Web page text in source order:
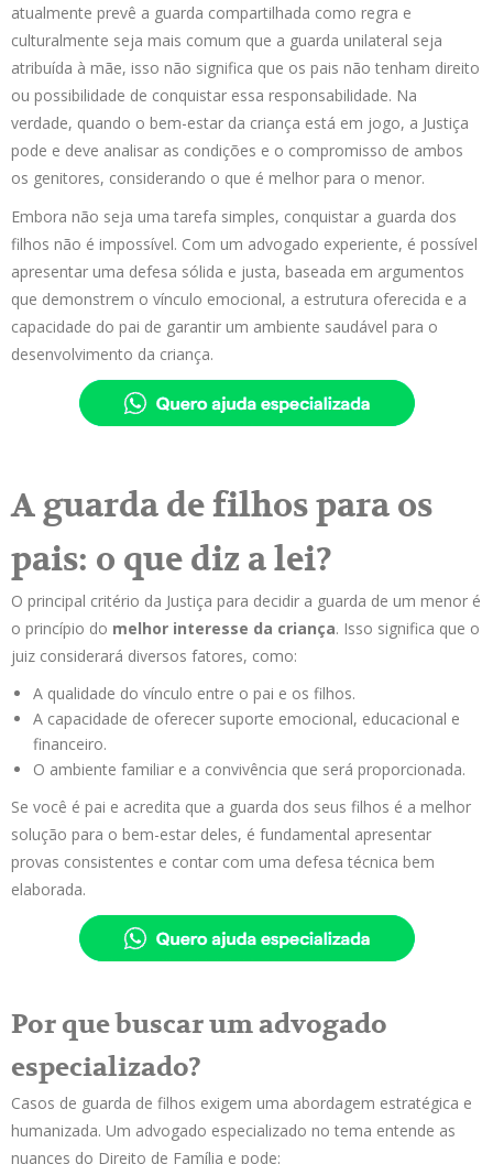
atualmente prevê a guarda compartilhada como regra e
culturalmente seja mais comum que a guarda unilateral seja
atribuída à mãe, isso não significa que os pais não tenham direito
ou possibilidade de conquistar essa responsabilidade. Na
verdade, quando o bem-estar da criança está em jogo, a Justiça
pode e deve analisar as condições e o compromisso de ambos
os genitores, considerando o que é melhor para o menor.
Embora não seja uma tarefa simples, conquistar a guarda dos
filhos não é impossível. Com um advogado experiente, é possível
apresentar uma defesa sólida e justa, baseada em argumentos
que demonstrem o vínculo emocional, a estrutura oferecida e a
capacidade do pai de garantir um ambiente saudável para o
desenvolvimento da criança.
A guarda de filhos para os
pais: o que diz a lei?
O principal critério da Justiça para decidir a guarda de um menor é
o princípio do melhor interesse da criança. Isso significa que o
juiz considerará diversos fatores, como:
A qualidade do vínculo entre o pai e os filhos.
A capacidade de oferecer suporte emocional, educacional e
financeiro.
O ambiente familiar e a convivência que será proporcionada.
Se você é pai e acredita que a guarda dos seus filhos é a melhor
solução para o bem-estar deles, é fundamental apresentar
provas consistentes e contar com uma defesa técnica bem
elaborada.
Por que buscar um advogado
especializado?
Casos de guarda de filhos exigem uma abordagem estratégica e
humanizada. Um advogado especializado no tema entende as
nuances do Direito de Família e pode: